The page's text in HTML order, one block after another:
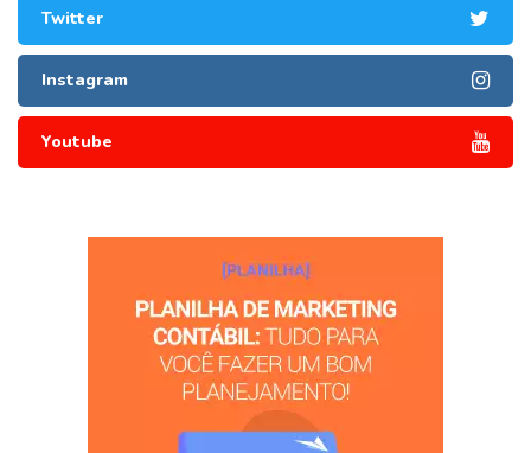
Twitter
Instagram
Youtube